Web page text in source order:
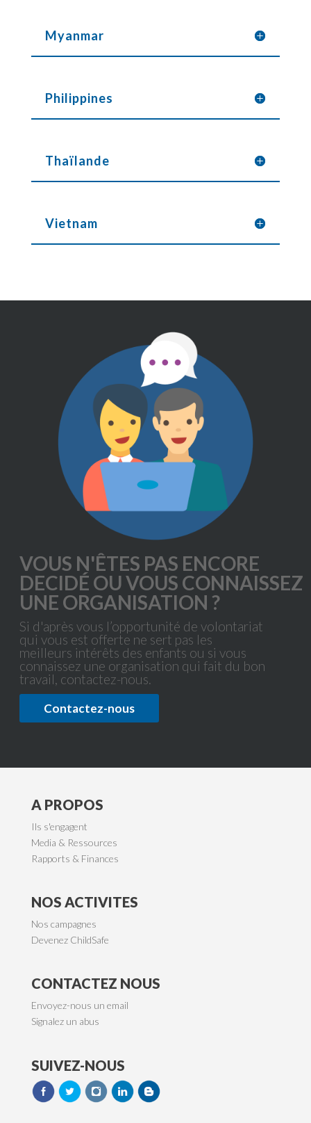
Myanmar
Philippines
Thaïlande
Vietnam
A PROPOS
Ils s'engagent
Media & Ressources
Rapports & Finances
NOS ACTIVITES
Nos campagnes
Devenez ChildSafe
CONTACTEZ NOUS
Envoyez-nous un email
Signalez un abus
SUIVEZ-NOUS